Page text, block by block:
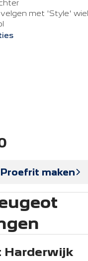
met 'Style'
Proefrit maken
Harderwijk